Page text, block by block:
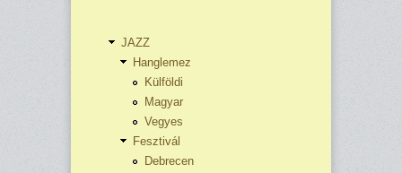
JAZZ
Hanglemez
Külföldi
Magyar
Vegyes
Fesztivál
Debrecen